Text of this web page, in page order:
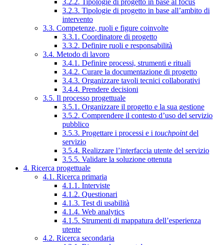
3.2.2. Tipologie di progetto in base al focus
3.2.3. Tipologie di progetto in base all’ambito di
intervento
3.3. Competenze, ruoli e figure coinvolte
3.3.1. Coordinatore di progetto
3.3.2. Definire ruoli e responsabilità
3.4. Metodo di lavoro
3.4.1. Definire processi, strumenti e rituali
3.4.2. Curare la documentazione di progetto
3.4.3. Organizzare tavoli tecnici collaborativi
3.4.4. Prendere decisioni
3.5. Il processo progettuale
3.5.1. Organizzare il progetto e la sua gestione
3.5.2. Comprendere il contesto d’uso del servizio
pubblico
3.5.3. Progettare i processi e i touchpointdel
servizio
3.5.4. Realizzare l’interfaccia utente del servizio
3.5.5. Validare la soluzione ottenuta
4. Ricerca progettuale
4.1. Ricerca primaria
4.1.1. Interviste
4.1.2. Questionari
4.1.3. Test di usabilità
4.1.4. Web analytics
4.1.5. Strumenti di mappatura dell’esperienza
utente
4.2. Ricerca secondaria